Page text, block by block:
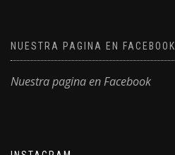
NUESTRA PAGINA EN FACEBOOK
Nuestra pagina en Facebook